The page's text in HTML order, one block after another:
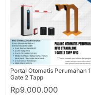
Portal Otomatis Perumahan 1
Gate 2 Tapp
Rp9.000.000